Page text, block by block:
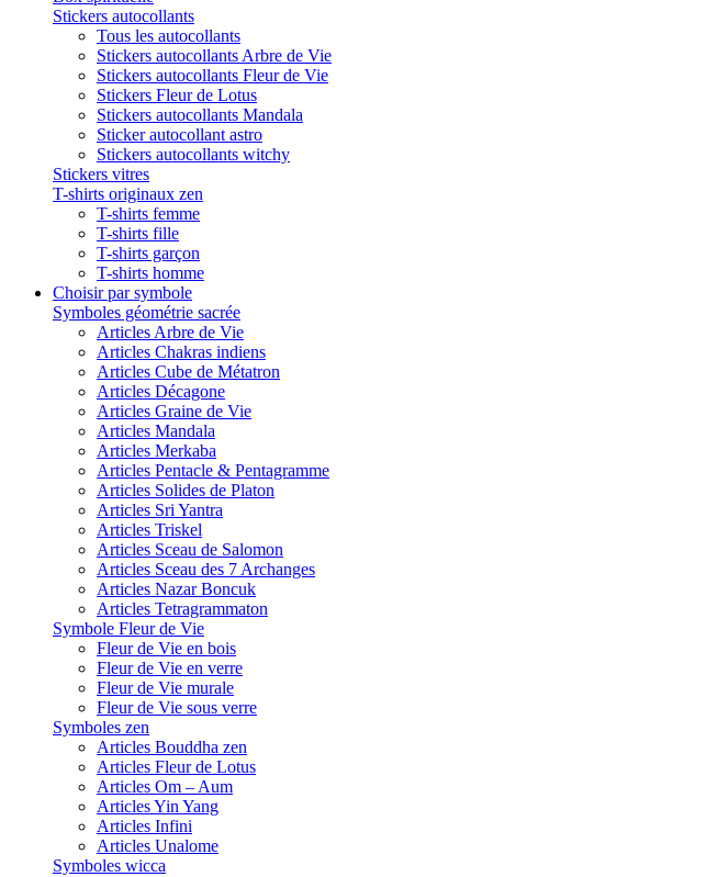
Stickers autocollants
Tous les autocollants
Stickers autocollants Arbre de Vie
Stickers autocollants Fleur de Vie
Stickers Fleur de Lotus
Stickers autocollants Mandala
Sticker autocollant astro
Stickers autocollants witchy
Stickers vitres
T-shirts originaux zen
T-shirts femme
T-shirts fille
T-shirts garçon
T-shirts homme
Choisir par symbole
Symboles géométrie sacrée
Articles Arbre de Vie
Articles Chakras indiens
Articles Cube de Métatron
Articles Décagone
Articles Graine de Vie
Articles Mandala
Articles Merkaba
Articles Pentacle & Pentagramme
Articles Solides de Platon
Articles Sri Yantra
Articles Triskel
Articles Sceau de Salomon
Articles Sceau des 7 Archanges
Articles Nazar Boncuk
Articles Tetragrammaton
Symbole Fleur de Vie
Fleur de Vie en bois
Fleur de Vie en verre
Fleur de Vie murale
Fleur de Vie sous verre
Symboles zen
Articles Bouddha zen
Articles Fleur de Lotus
Articles Om – Aum
Articles Yin Yang
Articles Infini
Articles Unalome
Symboles wicca